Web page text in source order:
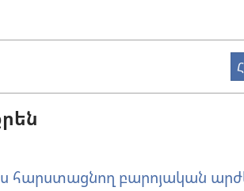
հարստացնող բարոյական